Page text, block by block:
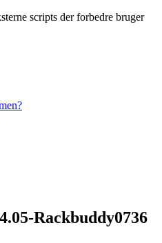
scripts der forbedre bruger
Rackbuddy0736